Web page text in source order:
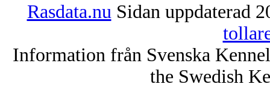
Rasdata.nu Sidan uppdaterad
Information från Svenska
the Swedish